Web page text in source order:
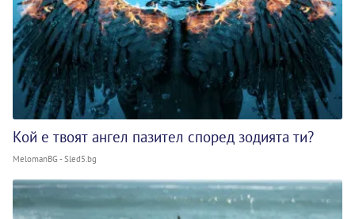
Кой е твоят ангел пазител според зодията ти?
MelomanBG - Sled5.bg